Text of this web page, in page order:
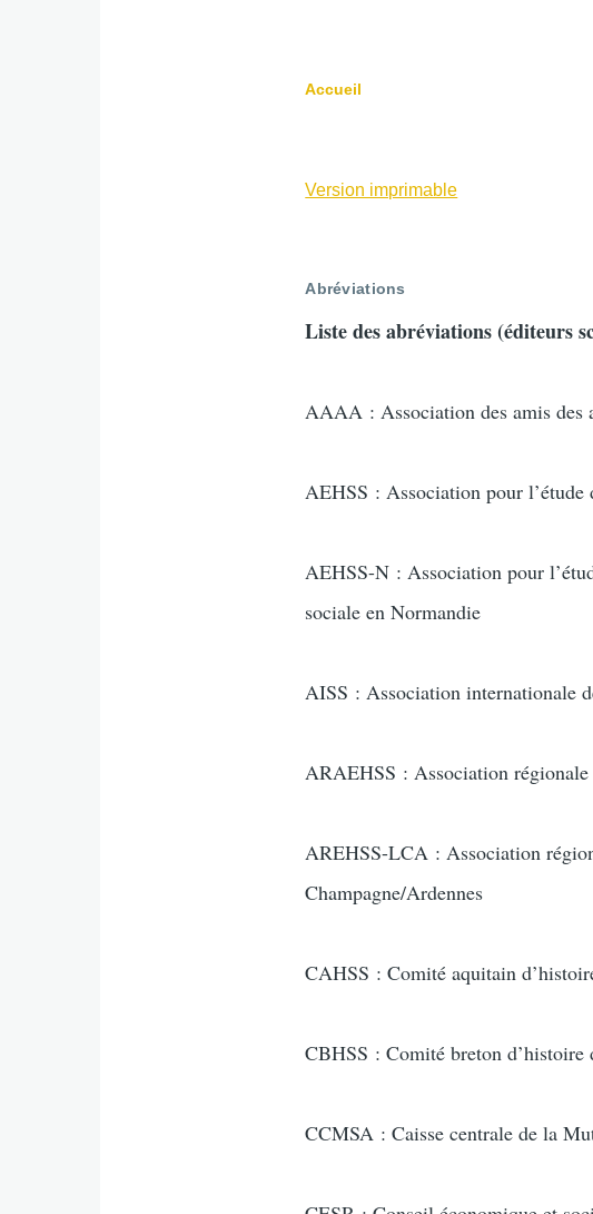
d'Ariane
Accueil
Version imprimable
Abréviations
Liste des abréviations (éditeurs
AAAA : Association des amis des
AEHSS : Association pour l’étude
AEHSS-N : Association pour
sociale en Normandie
AISS : Association internationale
ARAEHSS : Association régionale
AREHSS-LCA : Association
Champagne/Ardennes
CAHSS : Comité aquitain
CBHSS : Comité breton d’histoire
CCMSA : Caisse centrale de la